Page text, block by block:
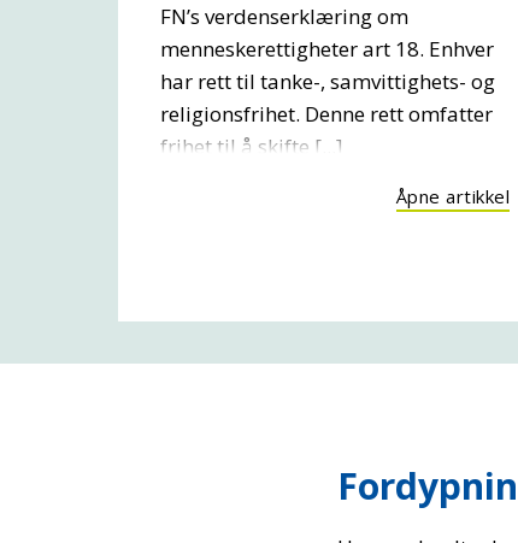
FN’s verdenserklæring om
menneskerettigheter art 18. Enhver
har rett til tanke-, samvittighets- og
religionsfrihet. Denne rett omfatter
frihet til å skifte [...]
Åpne artikkel